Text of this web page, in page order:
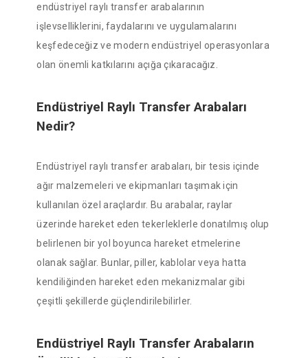
endüstriyel raylı transfer arabalarının
işlevselliklerini, faydalarını ve uygulamalarını
keşfedeceğiz ve modern endüstriyel operasyonlara
olan önemli katkılarını açığa çıkaracağız.
Endüstriyel Raylı Transfer Arabaları
Nedir?
Endüstriyel raylı transfer arabaları, bir tesis içinde
ağır malzemeleri ve ekipmanları taşımak için
kullanılan özel araçlardır. Bu arabalar, raylar
üzerinde hareket eden tekerleklerle donatılmış olup
belirlenen bir yol boyunca hareket etmelerine
olanak sağlar. Bunlar, piller, kablolar veya hatta
kendiliğinden hareket eden mekanizmalar gibi
çeşitli şekillerde güçlendirilebilirler.
Endüstriyel Raylı Transfer Arabaların